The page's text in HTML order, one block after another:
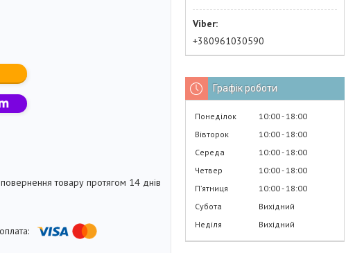
повернення товару протягом 14 днів
+380961030590
Графік роботи
Понеділок 10:00 18:00
Вівторок
10:00 18:00
Середа
10:00 18:00
Четвер
10:00 18:00
Пʼятниця
10:00 18:00
Субота
Вихідний
Неділя
Вихідний